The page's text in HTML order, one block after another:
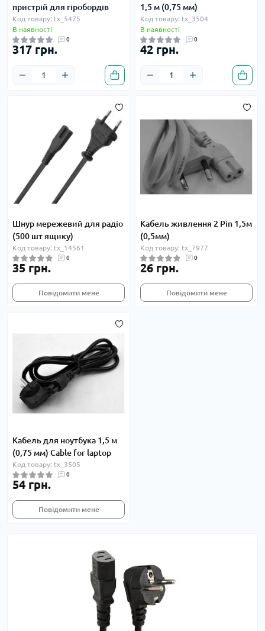
пристрій для гіробордів
Код товару: tx_5475
В наявності
0
317 грн.
1,5 м (0,75 мм)
Код товару: tx_3504
В наявності
0
42 грн.
Шнур мережевий для радіо
(500 шт ящику)
Код товару: tx_14561
0
35 грн.
Повідомити мене
Кабель живлення 2 Pin 1,5м
(0,5мм)
Код товару: tx_7977
0
26 грн.
Повідомити мене
Кабель для ноутбука 1,5 м
(0,75 мм) Cable for laptop
Код товару: tx_3505
0
54 грн.
Повідомити мене